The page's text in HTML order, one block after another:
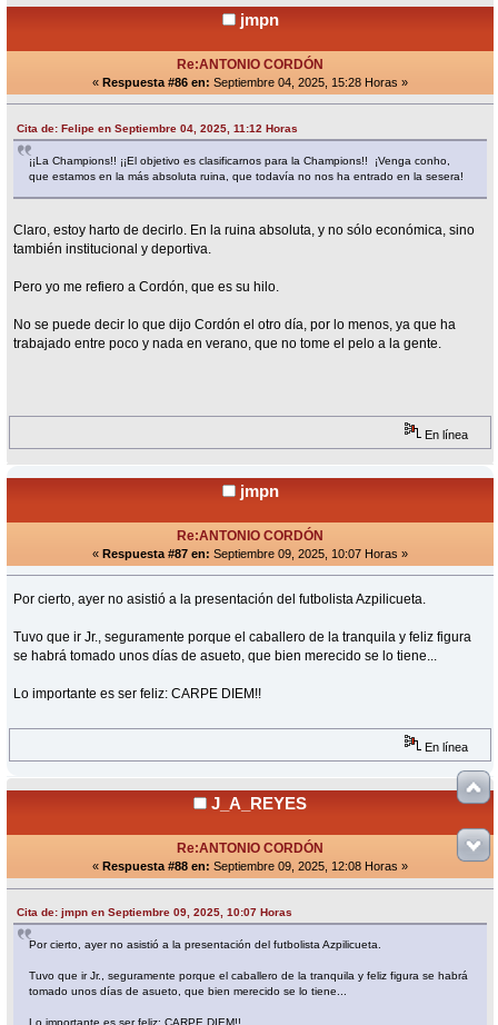
jmpn
Re:ANTONIO CORDÓN
« Respuesta #86 en: Septiembre 04, 2025, 15:28 Horas »
Cita de: Felipe en Septiembre 04, 2025, 11:12 Horas
¡¡La Champions!! ¡¡El objetivo es clasificarnos para la Champions!! ¡Venga conho,
que estamos en la más absoluta ruina, que todavía no nos ha entrado en la sesera!
Claro, estoy harto de decirlo. En la ruina absoluta, y no sólo económica, sino
también institucional y deportiva.
Pero yo me refiero a Cordón, que es su hilo.
No se puede decir lo que dijo Cordón el otro día, por lo menos, ya que ha
trabajado entre poco y nada en verano, que no tome el pelo a la gente.
En línea
jmpn
Re:ANTONIO CORDÓN
« Respuesta #87 en: Septiembre 09, 2025, 10:07 Horas »
Por cierto, ayer no asistió a la presentación del futbolista Azpilicueta.
Tuvo que ir Jr., seguramente porque el caballero de la tranquila y feliz figura
se habrá tomado unos días de asueto, que bien merecido se lo tiene...
Lo importante es ser feliz: CARPE DIEM!!
En línea
J_A_REYES
Re:ANTONIO CORDÓN
« Respuesta #88 en: Septiembre 09, 2025, 12:08 Horas »
Cita de: jmpn en Septiembre 09, 2025, 10:07 Horas
Por cierto, ayer no asistió a la presentación del futbolista Azpilicueta.
Tuvo que ir Jr., seguramente porque el caballero de la tranquila y feliz figura se habrá
tomado unos días de asueto, que bien merecido se lo tiene...
Lo importante es ser feliz: CARPE DIEM!!